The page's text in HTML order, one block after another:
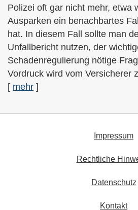
Polizei oft gar nicht mehr, etwa
Ausparken ein benachbartes
hat. In diesem Fall sollte man
Unfallbericht nutzen, der
Schadenregulierung nötige
Vordruck wird vom Versicherer
[ mehr ]
Impressum
Rechtliche
Datenschutz
Kontakt